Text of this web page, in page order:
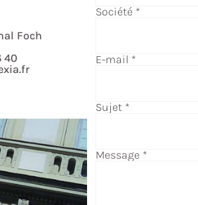
Foch
40
Société *
E-mail *
Sujet *
Message *